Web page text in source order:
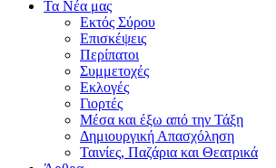
Τα Νέα μας
Εκτός Σύρου
Επισκέψεις
Περίπατοι
Συμμετοχές
Εκλογές
Γιορτές
Μέσα και έξω από την Τάξη
Δημιουργική Απασχόληση
Ταινίες, Παζάρια και Θεατρικά